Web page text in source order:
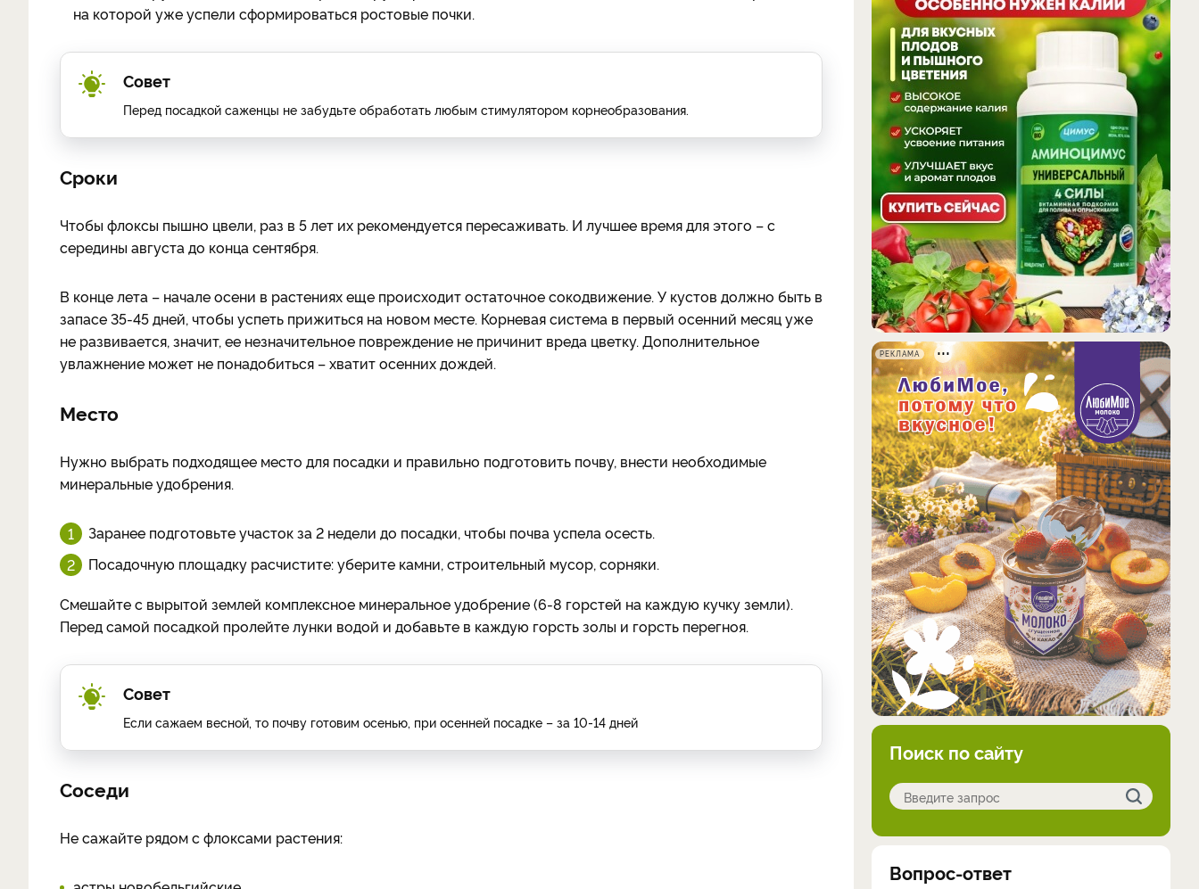
на которой уже успели сформироваться ростовые почки.
Совет
Перед посадкой саженцы не забудьте обработать любым стимулятором корнеобразования.
Сроки
Чтобы флоксы пышно цвели, раз в 5 лет их рекомендуется пересаживать. И лучшее время для этого – с
середины августа до конца сентября.
В конце лета – начале осени в растениях еще происходит остаточное сокодвижение. У кустов должно быть в
запасе 35-45 дней, чтобы успеть прижиться на новом месте. Корневая система в первый осенний месяц уже
не развивается, значит, ее незначительное повреждение не причинит вреда цветку. Дополнительное
увлажнение может не понадобиться – хватит осенних дождей.
Место
Нужно выбрать подходящее место для посадки и правильно подготовить почву, внести необходимые
минеральные удобрения.
Заранее подготовьте участок за 2 недели до посадки, чтобы почва успела осесть.
Посадочную площадку расчистите: уберите камни, строительный мусор, сорняки.
Смешайте с вырытой землей комплексное минеральное удобрение (6-8 горстей на каждую кучку земли).
Перед самой посадкой пролейте лунки водой и добавьте в каждую горсть золы и горсть перегноя.
Совет
Если сажаем весной, то почву готовим осенью, при осенней посадке – за 10-14 дней
Соседи
Не сажайте рядом с флоксами растения:
РЕКЛАМА
Поиск по сайту
Вопрос-ответ